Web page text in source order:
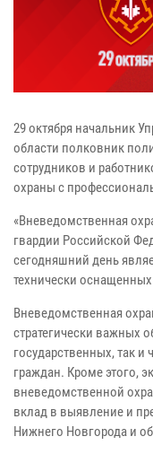
29 октября начальник
области полковник
сотрудников и
охраны с
«Вневедомственная
гвардии Российской
сегодняшний день
технически
Вневедомственная
стратегически важных
государственных, так
граждан. Кроме этого,
вневедомственной
вклад в выявление и
Нижнего Новгорода и